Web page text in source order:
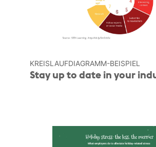
KREISLAUF­DIAGRAMM-BEISPIEL
Stay up to date in your